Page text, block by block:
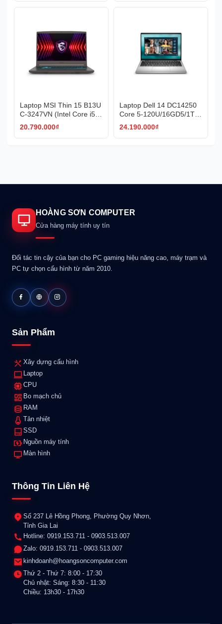
Laptop MSI Thin 15 B13U
C-3247VN (Intel Core i5-1
3420H | RTX 3050 4GB G
DDR6 | 15.6 inch FHD | 8
GB | 512GB | Windows 11
20.790.000₫
Laptop Dell 14 DC14250
Core 5-120U/16GD5/1TS
SD/14''_FHD+/IPS/300nits
/4C54W/W11SL+OFFICE/
BẠC(F0FTK5)
24.190.000₫
HOÀNG SƠN COMPUTER
Cửa hàng máy tính uy tín
Đối tác tin cậy của bạn cho PC gaming hiệu năng cao, máy trạm và
PC tự chọn cấu hình từ năm 2010.
Sản Phẩm
Xây dựng cấu hình
Laptop
CPU
Bo mạch chủ
RAM
Tản nhiệt
SSD
Nguồn máy tính
Màn hình
Thông Tin Liên Hệ
Số 237 Lê Hồng Phong, Phường Quy Nhơn,
Tỉnh Gia Lai
Hotline: 0919.153.711 - 0903.513.007
Zalo: 0919.153.711 - 0903.513.007
kinhdoanh@hoangsoncomputer.com
Thứ 2 - Thứ 7: 8:00 - 17:30
Chủ nhật: Sáng: 8:30 - 11:30
Chiều: 13h30 - 17h30